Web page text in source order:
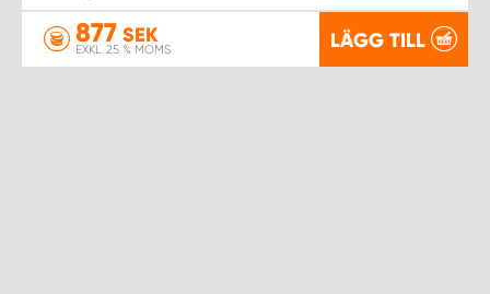
877 SEK
EXKL. 25 % MOMS LÄGG TILL